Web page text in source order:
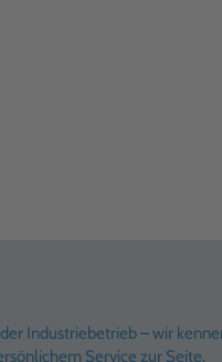
Industriebetrieb – wir
Service zur Seite.